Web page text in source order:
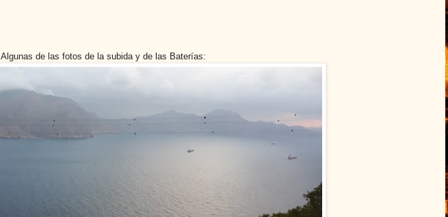
Algunas de las fotos de la subida y de las Baterías: